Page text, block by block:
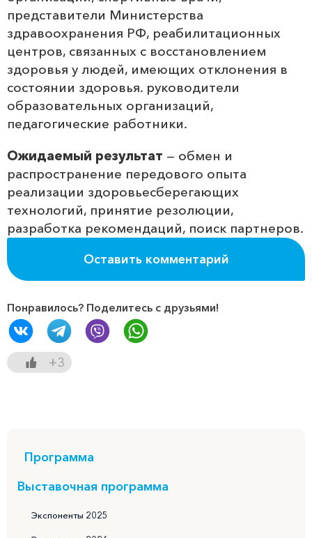
Программа
Выставочная программа
Экспоненты 2025
представители Министерства
здравоохранения РФ, реабилитационных
центров, связанных с восстановлением
здоровья у людей, имеющих отклонения в
состоянии здоровья. руководители
образовательных организаций,
педагогические работники.
Ожидаемый результат — обмен и
распространение передового опыта
реализации здоровьесберегающих
технологий, принятие резолюции,
разработка рекомендаций, поиск партнеров.
Оставить комментарий
Понравилось? Поделитесь с друзьями!
+3